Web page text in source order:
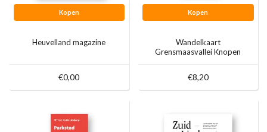
Kopen
Heuvelland magazine
€0,00
Kopen
Wandelkaart
Grensmaasvallei Knopen
€8,20